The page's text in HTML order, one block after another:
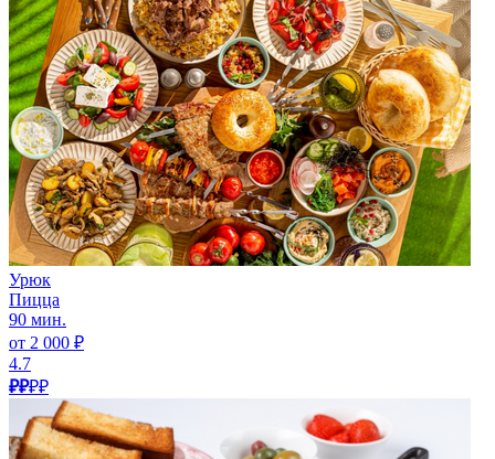
Урюк
Пицца
90 мин.
от 2 000 ₽
4.7
₽₽₽₽